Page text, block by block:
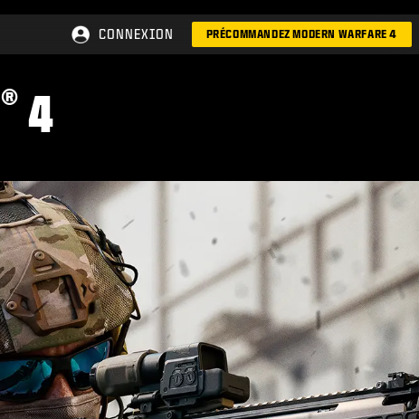
CONNEXION PRÉCOMMANDEZ MODERN WARFARE 4
® 4